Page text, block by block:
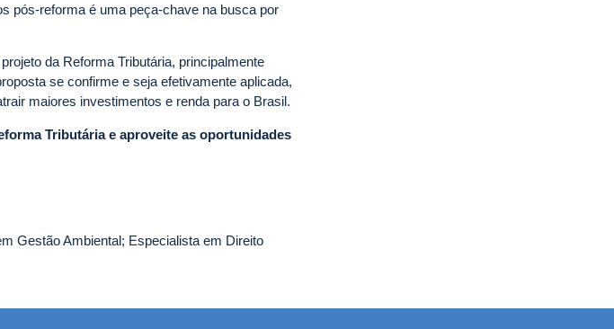
pós-reforma é uma peça-chave na busca por
da Reforma Tributária, principalmente
se confirme e seja efetivamente aplicada,
maiores investimentos e renda para o Brasil.
Tributária e aproveite as oportunidades
Gestão Ambiental; Especialista em Direito